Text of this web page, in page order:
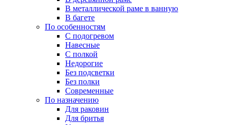
В металлической раме в ванную
В багете
По особенностям
С подогревом
Навесные
С полкой
Недорогие
Без подсветки
Без полки
Современные
По назначению
Для раковин
Для бритья